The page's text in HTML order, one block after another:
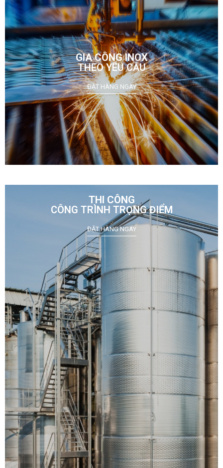
GIA CÔNG INOX
THEO YÊU CẦU
ĐẶT HÀNG NGAY
THI CÔNG
CÔNG TRÌNH TRỌNG ĐIỂM
ĐẶT HÀNG NGAY